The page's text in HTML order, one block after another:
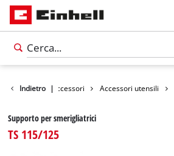
Indietro |Accessori Accessori utensili
Supporto per smerigliatrici
TS 115/125